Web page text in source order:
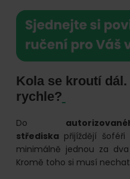
Kola se kroutí
rychle?
Do
střediska přijíždějí
minimálně jednou za
Kromě toho si musí